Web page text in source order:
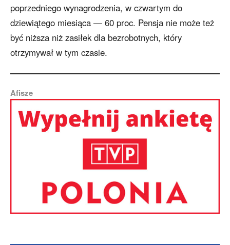
poprzedniego wynagrodzenia, w czwartym do
dziewiątego miesiąca — 60 proc. Pensja nie może też
być niższa niż zasiłek dla bezrobotnych, który
otrzymywał w tym czasie.
Afisze